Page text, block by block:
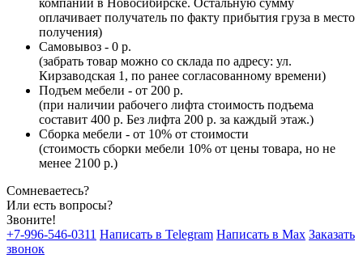
компании в Новосибирске. Остальную сумму
оплачивает получатель по факту прибытия груза в место
получения)
Самовывоз - 0 р.
(забрать товар можно со склада по адресу: ул.
Кирзаводская 1, по ранее согласованному времени)
Подъем мебели - от 200 р.
(при наличии рабочего лифта стоимость подъема
составит 400 р. Без лифта 200 р. за каждый этаж.)
Сборка мебели - от 10% от стоимости
(стоимость сборки мебели 10% от цены товара, но не
менее 2100 р.)
Сомневаетесь?
Или есть вопросы?
Звоните!
+7-996-546-0311 Написать в Telegram Написать в Max Заказать
звонок